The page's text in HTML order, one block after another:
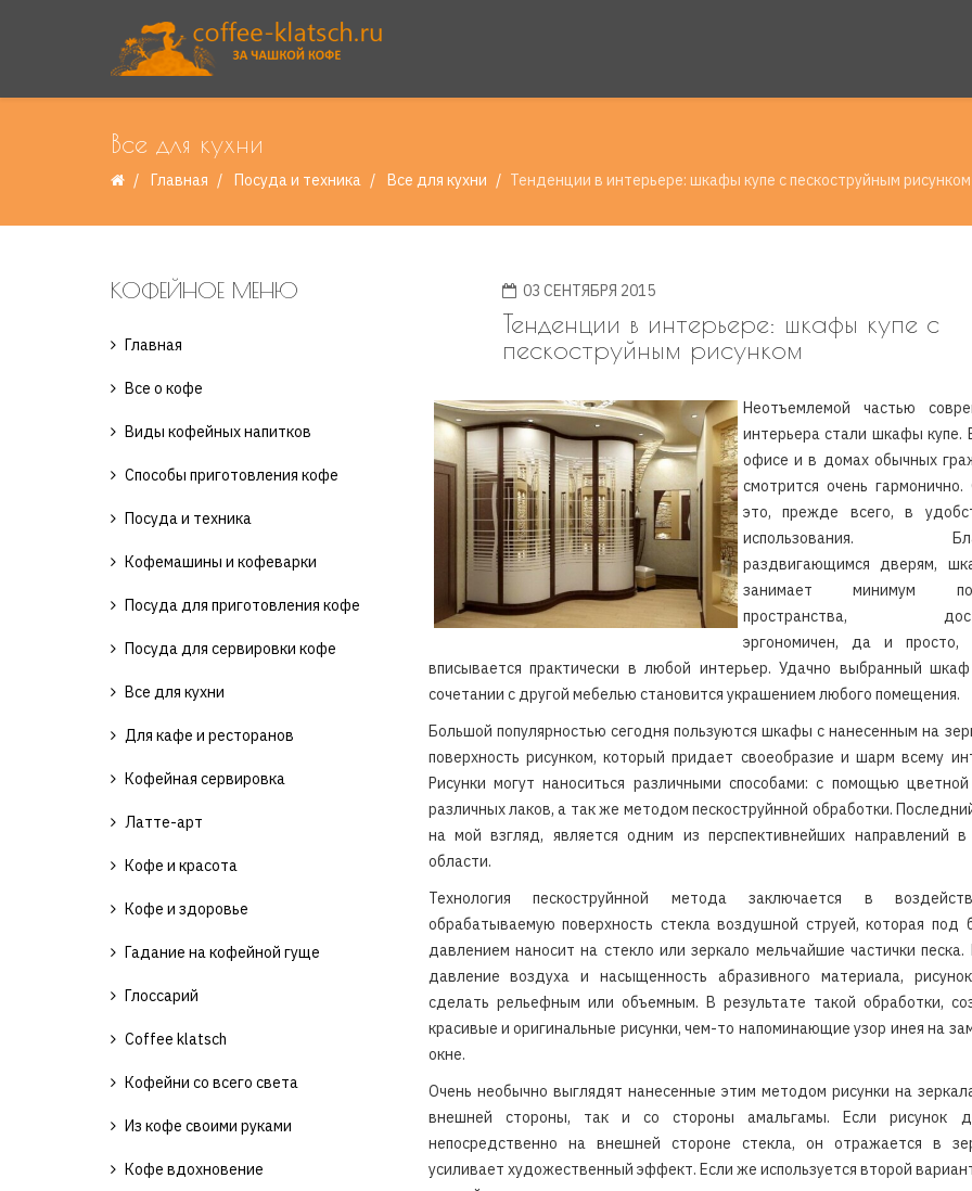
Все для кухни
Главная Посуда и техника Все для кухни Тенденции в интерьере: шкафы купе с пескоструйным рисунком
КОФЕЙНОЕ МЕНЮ
Главная
Все о кофе
Виды кофейных напитков
Способы приготовления кофе
Посуда и техника
Кофемашины и кофеварки
Посуда для приготовления кофе
Посуда для сервировки кофе
Все для кухни
Для кафе и ресторанов
Кофейная сервировка
Латте-арт
Кофе и красота
Кофе и здоровье
Гадание на кофейной гуще
Глоссарий
Coffee klatsch
Кофейни со всего света
Из кофе своими руками
Кофе вдохновение
03 СЕНТЯБРЯ 2015
Тенденции в интерьере: шкафы купе с
пескоструйным рисунком
Неотъемлемой частью
интерьера стали шкафы купе.
офисе и в домах обычных
смотрится очень гармонично.
это, прежде всего, в
использования.
раздвигающимся дверям,
занимает минимум
пространства,
эргономичен, да и просто,
вписывается практически в любой интерьер. Удачно выбранный
сочетании с другой мебелью становится украшением любого помещения.
Большой популярностью сегодня пользуются шкафы с нанесенным на
поверхность рисунком, который придает своеобразие и шарм всему
Рисунки могут наноситься различными способами: с помощью цветной
различных лаков, а так же методом пескоструйнной обработки.
на мой взгляд, является одним из перспективнейших направлений
области.
Технология пескоструйнной метода заключается в
обрабатываемую поверхность стекла воздушной струей, которая под
давлением наносит на стекло или зеркало мельчайшие частички песка.
давление воздуха и насыщенность абразивного материала,
сделать рельефным или объемным. В результате такой обработки,
красивые и оригинальные рисунки, чем-то напоминающие узор инея на
окне.
Очень необычно выглядят нанесенные этим методом рисунки на
внешней стороны, так и со стороны амальгамы. Если рисунок
непосредственно на внешней стороне стекла, он отражается в
усиливает художественный эффект. Если же используется второй